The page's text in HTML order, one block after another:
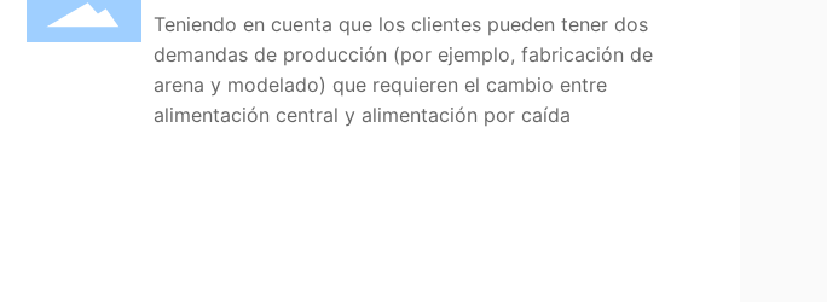
Teniendo en cuenta que los clientes pueden tener dos
demandas de producción (por ejemplo, fabricación de
arena y modelado) que requieren el cambio entre
alimentación central y alimentación por caída